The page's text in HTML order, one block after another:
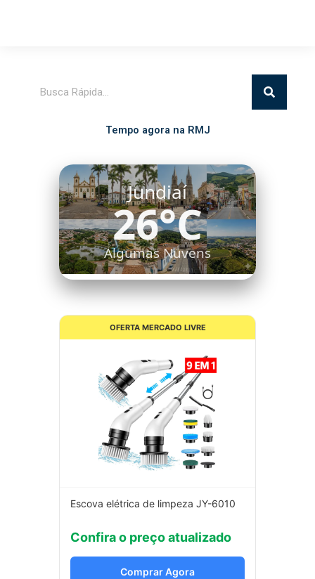
Tempo agora na RMJ
Itatiba
26°C
Céu Limpo
OFERTA MERCADO LIVRE
Escova elétrica de limpeza JY-6010
Confira o preço atualizado
Comprar Agora